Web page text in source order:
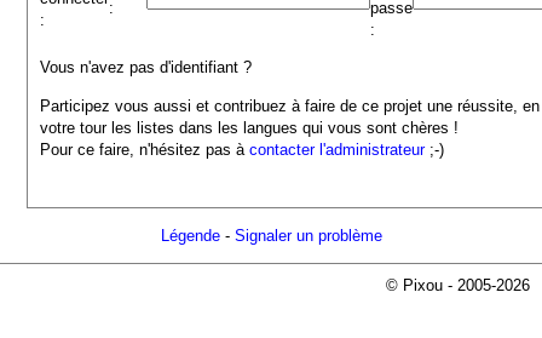
:
:
passe
:
Vous n'avez pas d'identifiant ?
Participez vous aussi et contribuez à faire de ce projet une réussite,
votre tour les listes dans les langues qui vous sont chères !
Pour ce faire, n'hésitez pas àcontacter l'administrateur;-)
Légende- Signaler un problème
© Pixou - 2005-2026